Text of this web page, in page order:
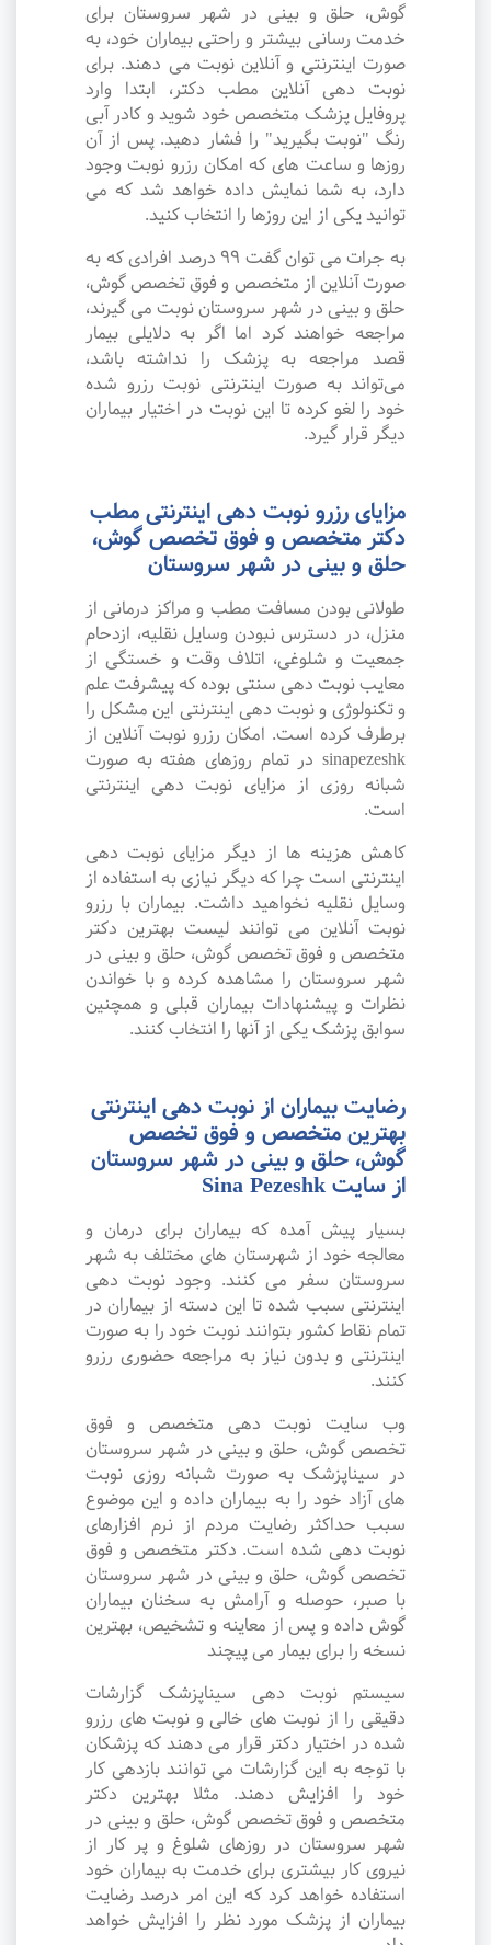
گوش، حلق و بینی در شهر سروستان برای
خدمت رسانی بیشتر و راحتی بیماران خود، به
صورت اینترنتی و آنلاین نوبت می دهند. برای
نوبت دهی آنلاین مطب دکتر، ابتدا وارد
پروفایل پزشک متخصص خود شوید و کادر آبی
رنگ "نوبت بگیرید" را فشار دهید. پس از آن
روزها و ساعت های که امکان رزرو نوبت وجود
دارد، به شما نمایش داده خواهد شد که می
توانید یکی از این روزها را انتخاب کنید.
به جرات می‌ توان گفت ۹۹ درصد افرادی که به
صورت آنلاین از متخصص و فوق تخصص گوش،
حلق و بینی در شهر سروستان نوبت می گیرند،
مراجعه خواهند کرد اما اگر به دلایلی بیمار
قصد مراجعه به پزشک را نداشته باشد،
می‌تواند به صورت اینترنتی نوبت رزرو شده
خود را لغو کرده تا این نوبت در اختیار بیماران
دیگر قرار گیرد.
مزایای رزرو نوبت دهی اینترنتی مطب
دکتر متخصص و فوق تخصص گوش،
حلق و بینی در شهر سروستان
طولانی بودن مسافت مطب و مراکز درمانی از
منزل، در دسترس نبودن وسایل نقلیه، ازدحام
جمعیت و شلوغی، اتلاف وقت و خستگی از
معایب نوبت دهی سنتی بوده که پیشرفت علم
و تکنولوژی و نوبت دهی اینترنتی این مشکل را
برطرف کرده است. امکان رزرو نوبت آنلاین از
sinapezeshk در تمام روزهای هفته به صورت
شبانه روزی از مزایای نوبت دهی اینترنتی
است.
کاهش هزینه ها از دیگر مزایای نوبت دهی
اینترنتی است چرا که دیگر نیازی به استفاده از
وسایل نقلیه نخواهید داشت. بیماران با رزرو
نوبت آنلاین می توانند لیست بهترین دکتر
متخصص و فوق تخصص گوش، حلق و بینی در
شهر سروستان را مشاهده کرده و با خواندن
نظرات و پیشنهادات بیماران قبلی و همچنین
سوابق پزشک یکی از آنها را انتخاب کنند.
رضایت بیماران از نوبت دهی اینترنتی
بهترین متخصص و فوق تخصص
گوش، حلق و بینی در شهر سروستان
از سایت Sina Pezeshk
بسیار پیش آمده که بیماران برای درمان و
معالجه خود از شهرستان های مختلف به شهر
سروستان سفر می کنند. وجود نوبت دهی
اینترنتی سبب شده تا این دسته از بیماران در
تمام نقاط کشور بتوانند نوبت خود را به صورت
اینترنتی و بدون نیاز به مراجعه حضوری رزرو
کنند.
وب سایت نوبت دهی متخصص و فوق
تخصص گوش، حلق و بینی در شهر سروستان
در سیناپزشک به صورت شبانه روزی نوبت
های آزاد خود را به بیماران داده و این موضوع
سبب حداکثر رضایت مردم از نرم افزارهای
نوبت دهی شده است. دکتر متخصص و فوق
تخصص گوش، حلق و بینی در شهر سروستان
با صبر، حوصله و آرامش به سخنان بیماران
گوش داده و پس از معاینه و تشخیص، بهترین
نسخه را برای بیمار می پیچند
سیستم نوبت دهی سیناپزشک گزارشات
دقیقی را از نوبت های خالی و نوبت های رزرو
شده در اختیار دکتر قرار می دهند که پزشکان
با توجه به این گزارشات می توانند بازدهی کار
خود را افزایش دهند. مثلا بهترین دکتر
متخصص و فوق تخصص گوش، حلق و بینی در
شهر سروستان در روزهای شلوغ و پر کار از
نیروی کار بیشتری برای خدمت به بیماران خود
استفاده خواهد کرد که این امر درصد رضایت
بیماران از پزشک مورد نظر را افزایش خواهد